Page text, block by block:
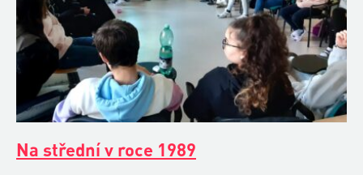
Na střední v roce 1989